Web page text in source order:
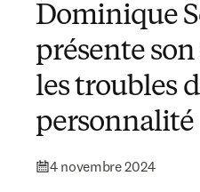
Dominique
présente
les troubles
personnalité
4 novembre 2024